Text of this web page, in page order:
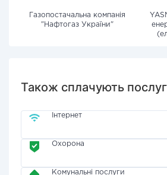
Газопостачальна компанія
"Нафтогаз України"
Також сплачують
Інтернет
Охорона
Комунальні послуги